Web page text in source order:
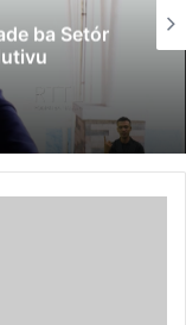
ho